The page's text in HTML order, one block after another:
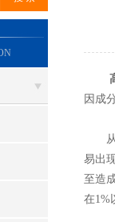
因成
从药
易出
至造
在1%